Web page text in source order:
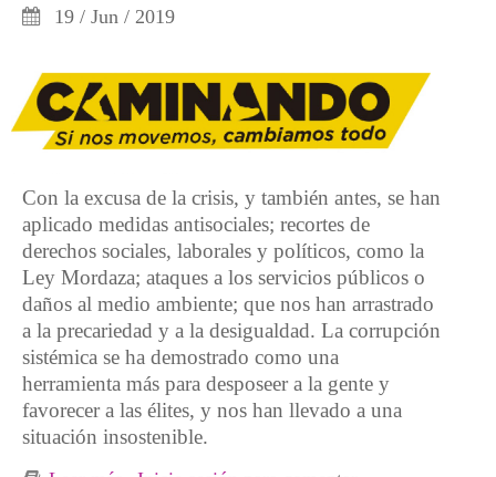
19 / Jun / 2019
Con la excusa de la crisis, y también antes, se han
aplicado medidas antisociales; recortes de
derechos sociales, laborales y políticos, como la
Ley Mordaza; ataques a los servicios públicos o
daños al medio ambiente; que nos han arrastrado
a la precariedad y a la desigualdad. La corrupción
sistémica se ha demostrado como una
herramienta más para desposeer a la gente y
favorecer a las élites, y nos han llevado a una
situación insostenible.